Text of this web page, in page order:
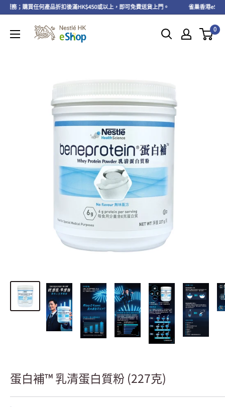
務；購買任何產品折扣後滿HK$450或以上，即可免費送貨上門。 雀巢香港
0
蛋白補™ 乳清蛋白質粉 (227克)